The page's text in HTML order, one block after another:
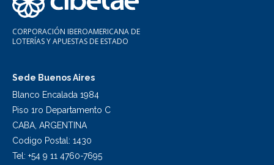
CORPORACIÓN IBEROAMERICANA DE
LOTERÍAS Y APUESTAS DE ESTADO
Sede Buenos Aires
Blanco Encalada 1984
Piso 1ro Departamento C
CABA, ARGENTINA
Codigo Postal: 1430
Tel: +54 9 11 4760-7695